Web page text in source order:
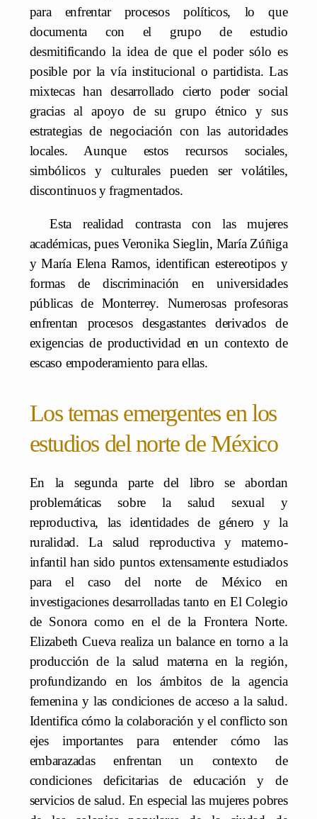
para enfrentar procesos políticos, lo que
documenta con el grupo de estudio
desmitificando la idea de que el poder sólo es
posible por la vía institucional o partidista. Las
mixtecas han desarrollado cierto poder social
gracias al apoyo de su grupo étnico y sus
estrategias de negociación con las autoridades
locales. Aunque estos recursos sociales,
simbólicos y culturales pueden ser volátiles,
discontinuos y fragmentados.
Esta realidad contrasta con las mujeres
académicas, pues Veronika Sieglin, María Zúñiga
y María Elena Ramos, identifican estereotipos y
formas de discriminación en universidades
públicas de Monterrey. Numerosas profesoras
enfrentan procesos desgastantes derivados de
exigencias de productividad en un contexto de
escaso empoderamiento para ellas.
Los temas emergentes en los
estudios del norte de México
En la segunda parte del libro se abordan
problemáticas sobre la salud sexual y
reproductiva, las identidades de género y la
ruralidad. La salud reproductiva y materno-
infantil han sido puntos extensamente estudiados
para el caso del norte de México en
investigaciones desarrolladas tanto en El Colegio
de Sonora como en el de la Frontera Norte.
Elizabeth Cueva realiza un balance en torno a la
producción de la salud materna en la región,
profundizando en los ámbitos de la agencia
femenina y las condiciones de acceso a la salud.
Identifica cómo la colaboración y el conflicto son
ejes importantes para entender cómo las
embarazadas enfrentan un contexto de
condiciones deficitarias de educación y de
servicios de salud. En especial las mujeres pobres